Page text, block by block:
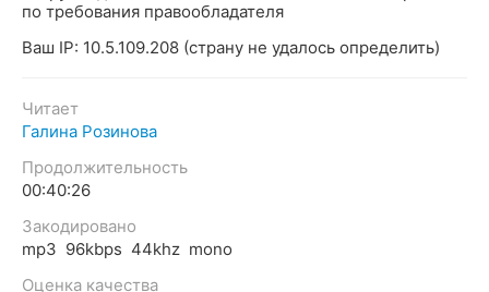
по требования правообладателя
Ваш IP: 10.5.109.208 (страну не удалось определить)
Читает
Галина Розинова
Продолжительность
00:40:26
Закодировано
mp3 96kbps 44khz mono
Оценка качества